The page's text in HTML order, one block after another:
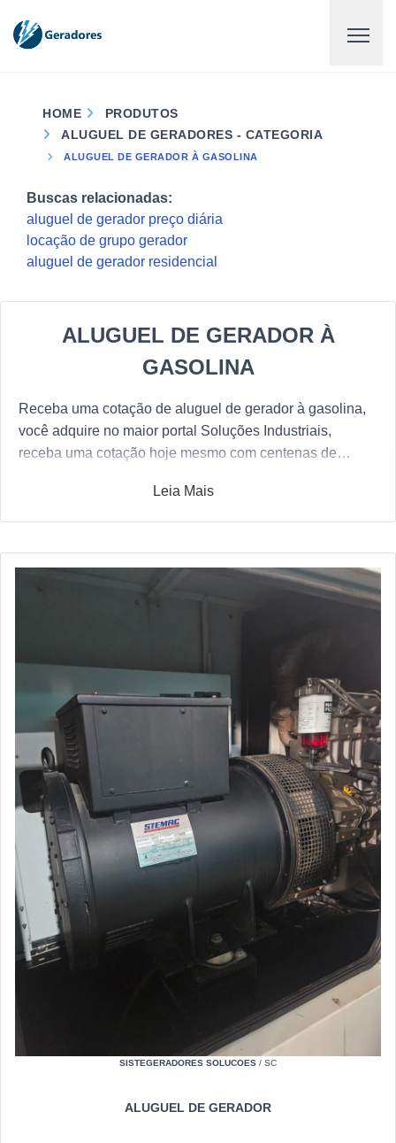
HOME
PRODUTOS
ALUGUEL DE GERADORES - CATEGORIA
ALUGUEL DE GERADOR À GASOLINA
Buscas relacionadas:
aluguel de gerador preço diária
locação de grupo gerador
aluguel de gerador residencial
ALUGUEL DE GERADOR À
GASOLINA
Receba uma cotação de aluguel de gerador à gasolina,
você adquire no maior portal Soluções Industriais,
receba uma cotação hoje mesmo com centenas de
Leia Mais
SISTEGERADORES SOLUCOES / SC
ALUGUEL DE GERADOR